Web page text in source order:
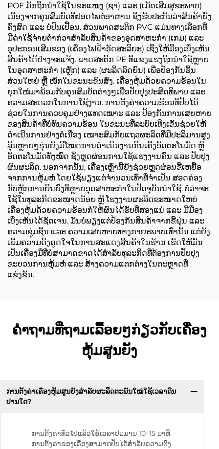
POF ມັກຖືກນໍາໃຊ້ໃນຂະແໜງ (ຊາ) ແລະ (ເມັດເສີມສຸຂະພາບ)
ເນື່ອງຈາກຄຸນສົມບັດທີ່ປອດໄພຕໍ່ອາຫານ ຊຶ່ງຮັບປະກັນວ່າສິນຄ້າຍັງ
ຄົງສົດ ແລະ ບໍ່ປົນເປື້ອນ. ສ່ວນພາດສະຕິກ PVC ແມ່ນທາງເລືອກທີ່
ມີຄ່າໃຊ້ຈ່າຍຕໍ່າກ່ວາສໍາລັບສິນຄ້າຂອງອຸດສາຫະກໍາ (ເກມ) ແລະ
ອຸປະກອນເສີມຂອງ (ເຄື່ອງໄຟຟ້າອັດສະລິຍະ) ເຊິ່ງໃຫ້ມືອງເບິ່ງເຫັນ
ສິນຄ້າໄດ້ຢ່າງຈະແຈ້ງ. ພາດສະຕິກ PE ທີ່ແຂງແຮງຖືກນໍາໃຊ້ຫຼາຍ
ໃນອຸດສາຫະກໍາ (ເຫຼັກ) ແລະ (ຜະລິດລົດຍົນ) ເພື່ອປ້ອງກັນຊິ້ນ
ສ່ວນໃຫຍ່ ຫຼື ໜັກໃນຂະນະຂົນສົ່ງ. ເຄື່ອງຫຸ້ມດ້ວຍຄວາມຮ້ອນໃນ
ຍຸກໃໝ່ມາພ້ອມກັບຄຸນສົມບັດຕ່າງໆເພື່ອປັບປຸງປະສິດທິພາບ ແລະ
ຄວາມສະດວກໃນການໃຊ້ງານ. ການຕັ້ງຄ່າຄວາມຮ້ອນທີ່ປັບໄດ້
ຊ່ວຍໃນການຄວບຄຸມຢ່າງແທດເໝາະ ແລະ ປ້ອງກັນການເສຍຫາຍ
ຂອງສິນຄ້າທີ່ບໍ່ທົນຄວາມຮ້ອນ ໃນຂະນະທີ່ລະບົບເທິງເຂັນຊ່ວຍໃຫ້
ດໍາເນີນການຢ່າງຕໍ່ເນື່ອງ ເໝາະສົມກັບແຖວຜະລິດທີ່ມີປະລິມານສູງ.
ລຸ້ນຫຼາຍໆຮຸ່ນຍັງມີໂໝດການດໍາເນີນງານກິນເຄິ່ງອັດຕະໂນມັດ ຫຼື
ອັດຕະໂນມັດທັງໝົດ ຊຶ່ງຫຼຸດຜ່ອນການໃຊ້ແຮງງານຄົນ ແລະ ປັບປຸງ
ຜົນຜະລິດ. ນອກຈາກນັ້ນ, ເຄື່ອງເຫຼົ່ານີ້ຍັງຊ່ວຍຫຼຸດຜ່ອນຂີ້ເຫຍື້ອ
ຈາກການຫຸ້ມຫໍ່ ໂດຍໃຊ້ພຽງແຕ່ຈໍານວນເທົ່າທີ່ຈໍາເປັນ ສອດຄ່ອງ
ກັບຫຼັກການຍືນຍົງທີ່ຫຼາຍອຸດສາຫະກໍາໃນປັດຈຸບັນນໍາໃຊ້. ບໍ່ວ່າຈະ
ໃຊ້ໃນທຸລະກິດຂະໜາດນ້ອຍ ຫຼື ໂຮງງານຜະລິດຂະໜາດໃຫຍ່
ເຄື່ອງຫຸ້ມດ້ວຍຄວາມຮ້ອນກໍ່ໃຫ້ຜົນໄດ້ຮັບທີ່ສອງແນ່ ແລະ ມີມືອງ
ເບິ່ງເຫັນໄດ້ຊັດເຈນ. ມັນບໍ່ພຽງແຕ່ປ້ອງກັນສິນຄ້າຈາກຂີ້ຝຸ່ນ ແລະ
ຄວາມຊຸ່ມຊື່ນ ແລະ ຄວາມເສຍຫາຍທາງກາຍະພາບເທົ່ານັ້ນ ແຕ່ຍັງ
ເພີ່ມຄວາມດຶງດູດໃຈໃນການສະແດງສິນຄ້າໃນຮ້ານ ເຮັດໃຫ້ມັນ
ເປັນເຄື່ອງມືທີ່ບໍ່ສາມາດຂາດໄດ້ສໍາລັບທຸລະກິດທີ່ຕ້ອງການປັບປຸງ
ຂະບວນການຫຸ້ມຫໍ່ ແລະ ສ້າງຄວາມແຕກຕ່າງໃນຕະຫຼາດທີ່
ແຂ່ງຂັນ.
ຄຳຖາມທີ່ຖາມເລື້ອຍໆກ່ຽວກັບເຄື່ອງ
ຫຸ້ມສູນຍັງ
ການຕັ້ງຄ່າເຄື່ອງຫຸ້ມສູນຍັງສຳລັບຜະລິດຕະພັນໃໝ່ໃຊ້ເວລາດົນ
ປານໃດ?
ການຕັ້ງຄ່າທົ່ວໄປແລ້ວໃຊ້ເວລາປະມານ 10–15 ນາທີ.
ການຕັ້ງຄ່າຂອງເຄື່ອງສາມາດປັບໄດ້ສຳລັບຄວາມຕຶງ